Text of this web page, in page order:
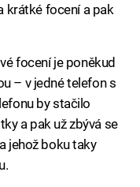
krátké focení a pak
focení je poněkud
– v jedné telefon s
by stačilo
a pak už zbývá se
jehož boku taky